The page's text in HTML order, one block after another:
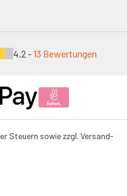
4,2 -13 Bewertungen
Steuern sowie zzgl. Versand-